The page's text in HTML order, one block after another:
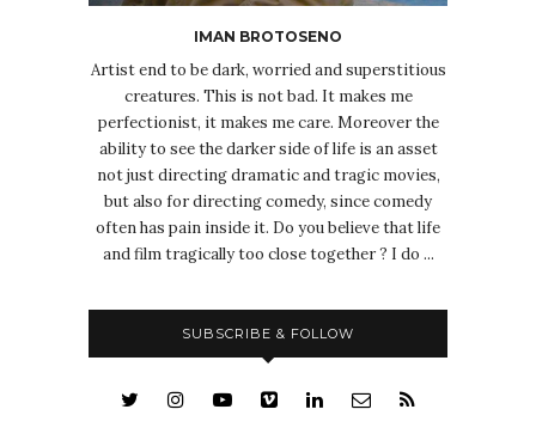
IMAN BROTOSENO
Artist end to be dark, worried and superstitious
creatures. This is not bad. It makes me
perfectionist, it makes me care. Moreover the
ability to see the darker side of life is an asset
not just directing dramatic and tragic movies,
but also for directing comedy, since comedy
often has pain inside it. Do you believe that life
and film tragically too close together ? I do ...
SUBSCRIBE & FOLLOW